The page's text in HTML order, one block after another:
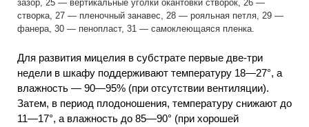
зазор, 25 — вертикальные уголки окантовки створок, 26 —
створка, 27 — пленочный занавес, 28 — рояльная петля, 29 —
фанера, 30 — пенопласт, 31 — самоклеющаяся пленка.
Для развития мицелия в субстрате первые две-три
недели в шкафу поддерживают температуру 18—27°, а
влажность — 90—95% (при отсутствии вентиляции).
Затем, в период плодоношения, температуру снижают до
11—17°, а влажность до 85—90° (при хорошей